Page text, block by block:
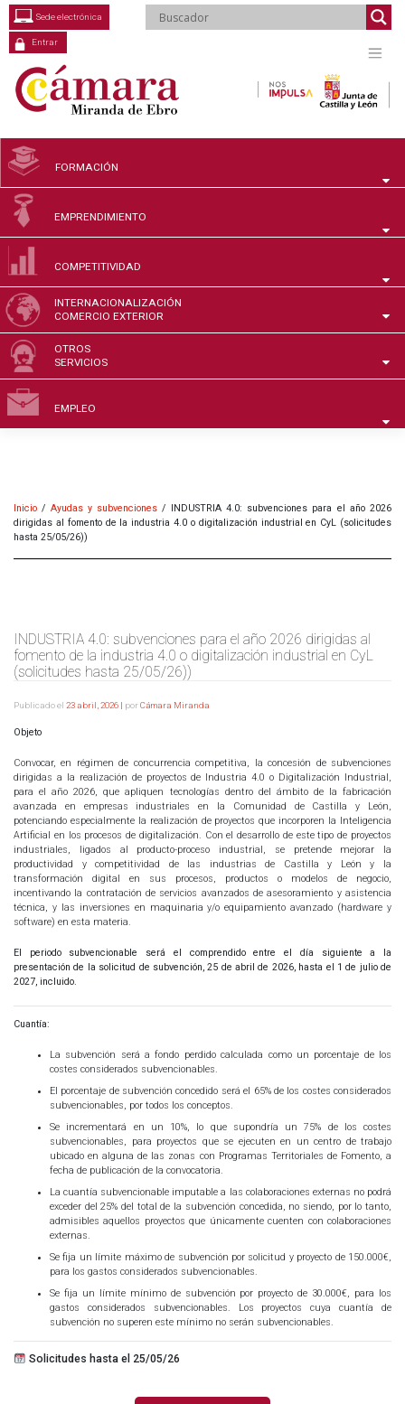
Saltar
contenido
Entrar
Sede electrónica
FORMACIÓN
EMPRENDIMIENTO
COMPETITIVIDAD
INTERNACIONALIZACIÓN
COMERCIO EXTERIOR
OTROS
SERVICIOS
EMPLEO
Inicio / Ayudas y subvenciones / INDUSTRIA 4.0: subvenciones para el año 2026
dirigidas al fomento de la industria 4.0 o digitalización industrial en CyL (solicitudes
hasta 25/05/26))
INDUSTRIA 4.0: subvenciones para el año 2026 dirigidas al
fomento de la industria 4.0 o digitalización industrial en CyL
(solicitudes hasta 25/05/26))
Publicado el 23 abril, 2026 | porCámara Miranda
Objeto
Convocar, en régimen de concurrencia competitiva, la concesión de subvenciones
dirigidas a la realización de proyectos de Industria 4.0 o Digitalización Industrial,
para el año 2026, que apliquen tecnologías dentro del ámbito de la fabricación
avanzada en empresas industriales en la Comunidad de Castilla y León,
potenciando especialmente la realización de proyectos que incorporen la Inteligencia
Artificial en los procesos de digitalización. Con el desarrollo de este tipo de proyectos
industriales, ligados al producto-proceso industrial, se pretende mejorar la
productividad y competitividad de las industrias de Castilla y León y la
transformación digital en sus procesos, productos o modelos de negocio,
incentivando la contratación de servicios avanzados de asesoramiento y asistencia
técnica, y las inversiones en maquinaria y/o equipamiento avanzado (hardware y
software) en esta materia.
El periodo subvencionable será el comprendido entre el día siguiente a la
presentación de la solicitud de subvención, 25 de abril de 2026, hasta el 1 de julio de
2027, incluido.
Cuantía:
La subvención será a fondo perdido calculada como un porcentaje de los
costes considerados subvencionables.
El porcentaje de subvención concedido será el 65% de los costes considerados
subvencionables, por todos los conceptos.
Se incrementará en un 10%, lo que supondría un 75% de los costes
subvencionables, para proyectos que se ejecuten en un centro de trabajo
ubicado en alguna de las zonas con Programas Territoriales de Fomento, a
fecha de publicación de la convocatoria.
La cuantía subvencionable imputable a las colaboraciones externas no podrá
exceder del 25% del total de la subvención concedida, no siendo, por lo tanto,
admisibles aquellos proyectos que únicamente cuenten con colaboraciones
externas.
Se fija un límite máximo de subvención por solicitud y proyecto de 150.000€,
para los gastos considerados subvencionables.
Se fija un límite mínimo de subvención por proyecto de 30.000€, para los
gastos considerados subvencionables. Los proyectos cuya cuantía de
subvención no superen este mínimo no serán subvencionables.
Solicitudes hasta el 25/05/26